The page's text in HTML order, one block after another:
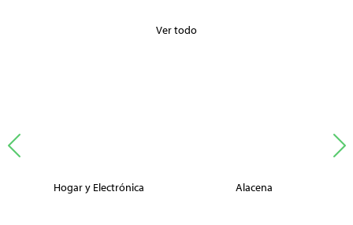
Ver todo
Hogar y Electrónica Alacena